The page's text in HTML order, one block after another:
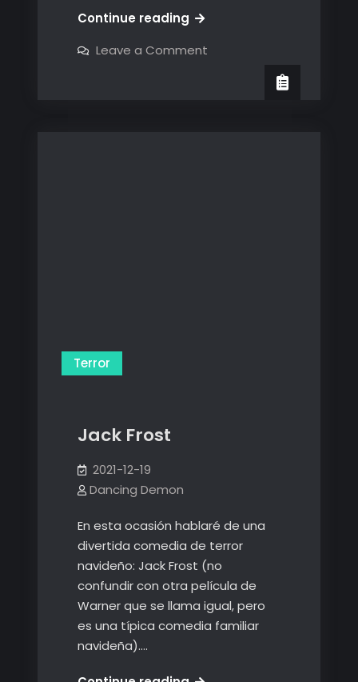
Continue readingElfos
Diabólicos…
Leave a Commenton
Terror
Jack Frost
2021-12-19
Dancing Demon
En esta ocasión hablaré de una
divertida comedia de terror
navideño: Jack Frost (no
confundir con otra película de
Warner que se llama igual, pero
es una típica comedia familiar
navideña).…